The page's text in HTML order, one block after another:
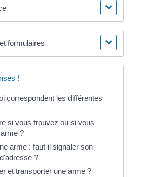
formulaires
!
correspondent les différentes
si vous trouvez ou si vous
?
arme : faut-il signaler son
?
et transporter une arme ?